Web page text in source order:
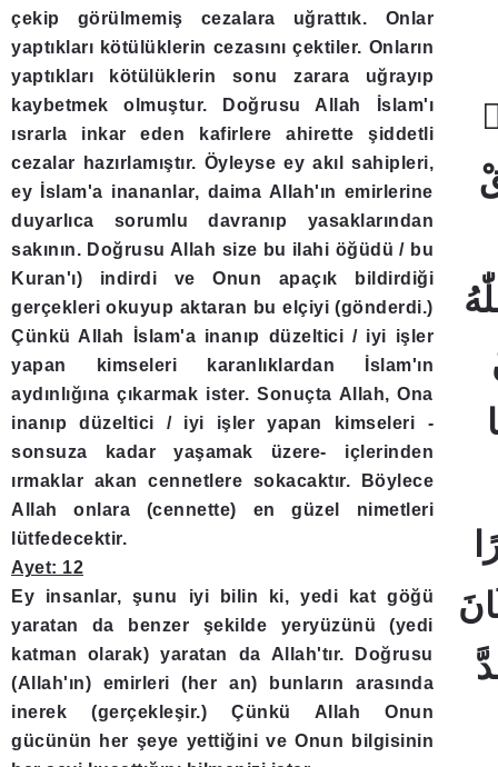
çekip görülmemiş cezalara uğrattık. Onlar
yaptıkları kötülüklerin cezasını çektiler. Onların
yaptıkları kötülüklerin sonu zarara uğrayıp
kaybetmek olmuştur. Doğrusu Allah İslam'ı
ısrarla inkar eden kafirlere ahirette şiddetli
cezalar hazırlamıştır. Öyleyse ey akıl sahipleri,
ey İslam'a inananlar, daima Allah'ın emirlerine
duyarlıca sorumlu davranıp yasaklarından
sakının. Doğrusu Allah size bu ilahi öğüdü / bu
Kuran'ı) indirdi ve Onun apaçık bildirdiği
gerçekleri okuyup aktaran bu elçiyi (gönderdi.)
Çünkü Allah İslam'a inanıp düzeltici / iyi işler
yapan kimseleri karanlıklardan İslam'ın
aydınlığına çıkarmak ister. Sonuçta Allah, Ona
inanıp düzeltici / iyi işler yapan kimseleri -
sonsuza kadar yaşamak üzere- içlerinden
ırmaklar akan cennetlere sokacaktır. Böylece
Allah onlara (cennette) en güzel nimetleri
lütfedecektir.
Ayet: 12
Ey insanlar, şunu iyi bilin ki, yedi kat göğü
yaratan da benzer şekilde yeryüzünü (yedi
katman olarak) yaratan da Allah'tır. Doğrusu
(Allah'ın) emirleri (her an) bunların arasında
inerek (gerçekleşir.) Çünkü Allah Onun
gücünün her şeye yettiğini ve Onun bilgisinin
اَعَدَّ